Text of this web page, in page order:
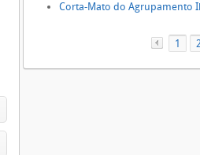
Corta-Mato do Agrupamento
«
1